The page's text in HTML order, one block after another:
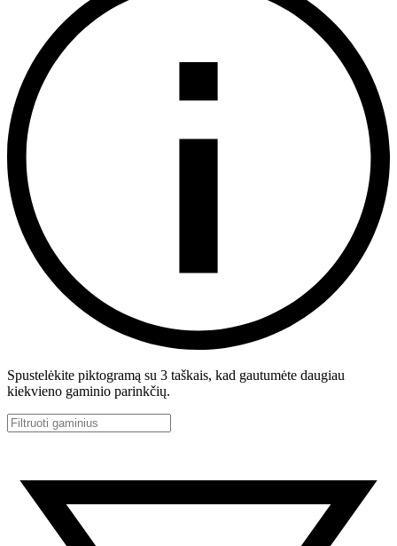
Spustelėkite piktogramą su 3 taškais, kad gautumėte daugiau
kiekvieno gaminio parinkčių.